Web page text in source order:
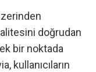
doğrudan
bir noktada
kullanıcıların